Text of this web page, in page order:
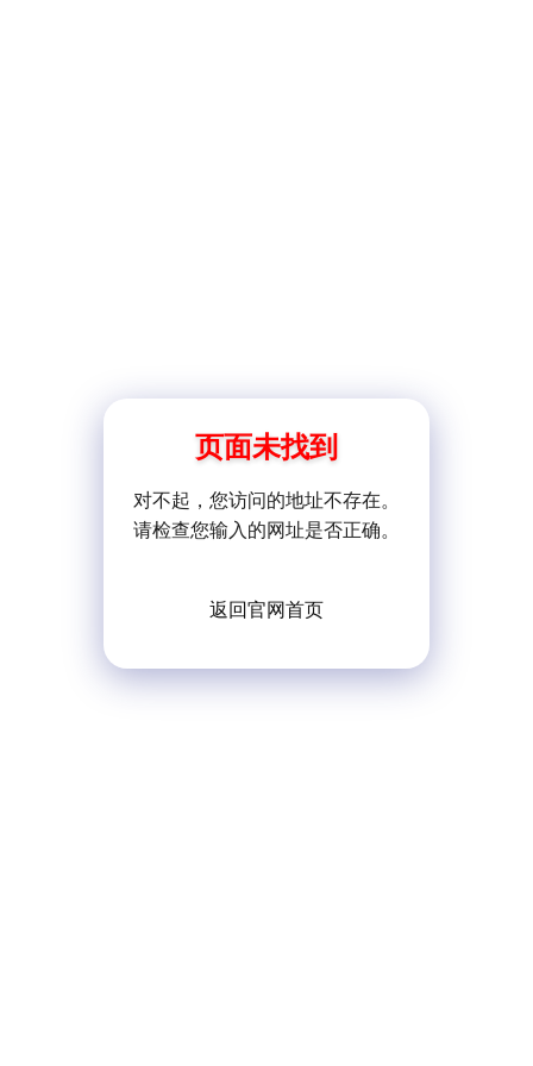
页面未找到
对不起，您访问的地址不存在。
请检查您输入的网址是否正确。
返回官网首页